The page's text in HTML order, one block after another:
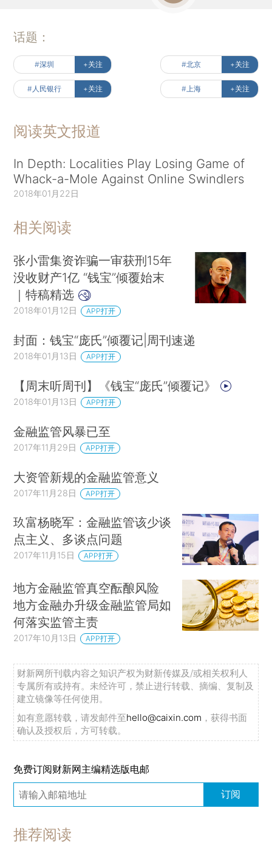
话题：
#深圳 +关注 #北京 +关注
#人民银行 +关注 #上海 +关注
阅读英文报道
In Depth: Localities Play Losing Game of
Whack-a-Mole Against Online Swindlers
2018年01月22日
相关阅读
张小雷集资诈骗一审获刑15年
没收财产1亿 “钱宝”倾覆始末
｜特稿精选
2018年01月12日 APP打开
封面：钱宝“庞氏”倾覆记|周刊速递
2018年01月13日 APP打开
【周末听周刊】《钱宝“庞氏”倾覆记》
2018年01月13日 APP打开
金融监管风暴已至
2017年11月29日 APP打开
大资管新规的金融监管意义
2017年11月28日 APP打开
玖富杨晓军：金融监管该少谈
点主义、多谈点问题
2017年11月15日 APP打开
地方金融监管真空酝酿风险
地方金融办升级金融监管局如
何落实监管主责
2017年10月13日 APP打开
财新网所刊载内容之知识产权为财新传媒及/或相关权利人
专属所有或持有。未经许可，禁止进行转载、摘编、复制及
建立镜像等任何使用。
如有意愿转载，请发邮件至hello@caixin.com ，获得书面
确认及授权后，方可转载。
免费订阅财新网主编精选版电邮
订阅
推荐阅读